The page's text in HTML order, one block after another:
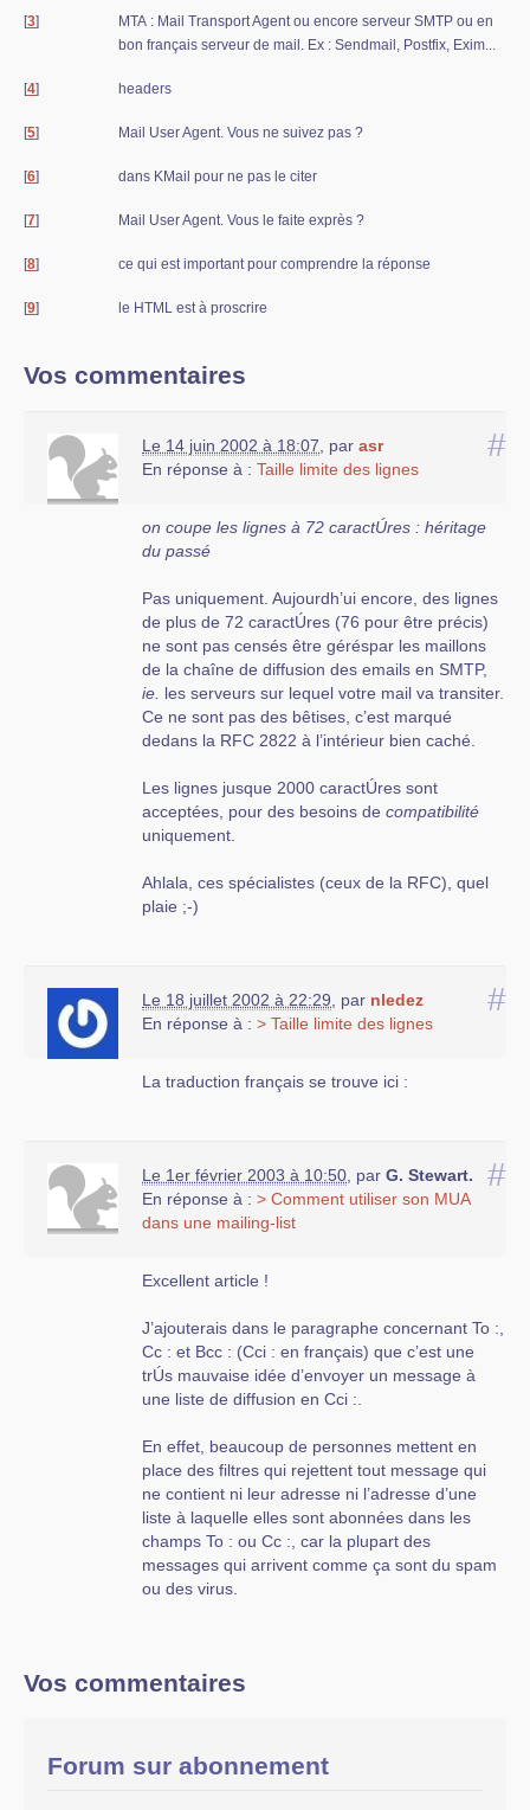
[3]
MTA : Mail Transport Agent ou encore serveur SMTP ou en
bon français serveur de mail. Ex : Sendmail, Postfix, Exim...
[4] headers
[5] Mail User Agent. Vous ne suivez pas ?
[6] dans KMail pour ne pas le citer
[7] Mail User Agent. Vous le faite exprès ?
[8] ce qui est important pour comprendre la réponse
[9] le HTML est à proscrire
Vos commentaires
#
Le 14 juin 2002 à 18:07 par asr
En réponse à : Taille limite des lignes
on coupe les lignes à 72 caractÚres : héritage
du passé
Pas uniquement. Aujourdh’ui encore, des lignes
de plus de 72 caractÚres (76 pour être précis)
ne sont pas censés être géréspar les maillons
de la chaîne de diffusion des emails en SMTP,
ie. les serveurs sur lequel votre mail va transiter.
Ce ne sont pas des bêtises, c’est marqué
dedans la RFC 2822 à l’intérieur bien caché.
Les lignes jusque 2000 caractÚres sont
acceptées, pour des besoins de compatibilité
uniquement.
Ahlala, ces spécialistes (ceux de la RFC), quel
plaie ;-)
#
Le 18 juillet 2002 à 22:29 par nledez
En réponse à : > Taille limite des lignes
La traduction français se trouve ici :
#
Le 1er février 2003 à 10:50 par G. Stewart.
En réponse à : > Comment utiliser son MUA
dans une mailing-list
Excellent article !
J’ajouterais dans le paragraphe concernant To :,
Cc : et Bcc : (Cci : en français) que c’est une
trÚs mauvaise idée d’envoyer un message à
une liste de diffusion en Cci :.
En effet, beaucoup de personnes mettent en
place des filtres qui rejettent tout message qui
ne contient ni leur adresse ni l’adresse d’une
liste à laquelle elles sont abonnées dans les
champs To : ou Cc :, car la plupart des
messages qui arrivent comme ça sont du spam
ou des virus.
Vos commentaires
Forum sur abonnement